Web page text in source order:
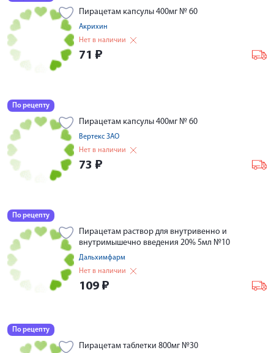
Пирацетам капсулы 400мг № 60
Акрихин
Нет в наличии
71 ₽
По рецепту
Пирацетам капсулы 400мг № 60
Вертекс ЗАО
Нет в наличии
73 ₽
По рецепту
Пирацетам раствор для внутривенно и
внутримышечно введения 20% 5мл №10
Дальхимфарм
Нет в наличии
109 ₽
По рецепту
Пирацетам таблетки 800мг №30